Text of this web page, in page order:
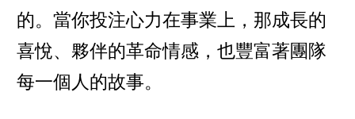
的。當你投注心力在事業上，那成長的
喜悅、夥伴的革命情感，也豐富著團隊
每一個人的故事。